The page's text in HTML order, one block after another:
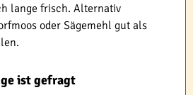
lange frisch. Alternativ
oder Sägemehl gut als
ist gefragt